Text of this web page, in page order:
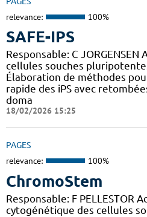
relevance: 100%
SAFE-IPS
Responsable: C
cellules souches
Élaboration de méthodes
rapide des iPS avec
doma
18/02/2026 15:25
PAGES
relevance: 100%
ChromoStem
Responsable: F PELLESTOR
cytogénétique des cellules